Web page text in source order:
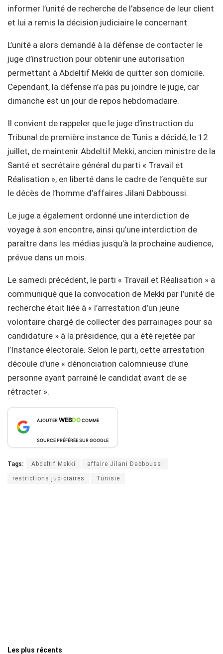
informer l’unité de recherche de l’absence de leur client
et lui a remis la décision judiciaire le concernant.
L’unité a alors demandé à la défense de contacter le
juge d’instruction pour obtenir une autorisation
permettant à Abdeltif Mekki de quitter son domicile.
Cependant, la défense n’a pas pu joindre le juge, car
dimanche est un jour de repos hebdomadaire.
Il convient de rappeler que le juge d’instruction du
Tribunal de première instance de Tunis a décidé, le 12
juillet, de maintenir Abdeltif Mekki, ancien ministre de la
Santé et secrétaire général du parti « Travail et
Réalisation », en liberté dans le cadre de l’enquête sur
le décès de l’homme d’affaires Jilani Dabboussi.
Le juge a également ordonné une interdiction de
voyage à son encontre, ainsi qu’une interdiction de
paraître dans les médias jusqu’à la prochaine audience,
prévue dans un mois.
Le samedi précédent, le parti « Travail et Réalisation » a
communiqué que la convocation de Mekki par l’unité de
recherche était liée à « l’arrestation d’un jeune
volontaire chargé de collecter des parrainages pour sa
candidature » à la présidence, qui a été rejetée par
l’Instance électorale. Selon le parti, cette arrestation
découle d’une « dénonciation calomnieuse d’une
personne ayant parrainé le candidat avant de se
rétracter ».
AJOUTERWEBDOCOMME
SOURCE PRÉFÉRÉE SUR GOOGLE
Tags: Abdeltif Mekki affaire Jilani Dabboussi
restrictions judiciaires Tunisie
Les plus récents